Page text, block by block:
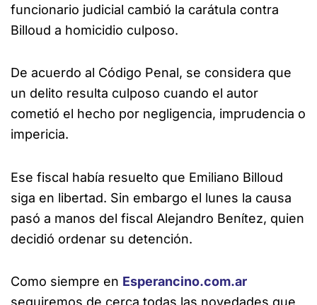
funcionario judicial cambió la carátula contra
Billoud a homicidio culposo.
De acuerdo al Código Penal, se considera que
un delito resulta culposo cuando el autor
cometió el hecho por negligencia, imprudencia o
impericia.
Ese fiscal había resuelto que Emiliano Billoud
siga en libertad. Sin embargo el lunes la causa
pasó a manos del fiscal Alejandro Benítez, quien
decidió ordenar su detención.
Como siempre en Esperancino.com.ar
seguiremos de cerca todas las novedades que